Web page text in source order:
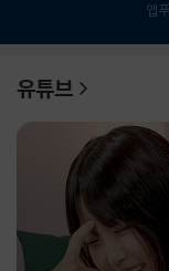
앱
유튜브